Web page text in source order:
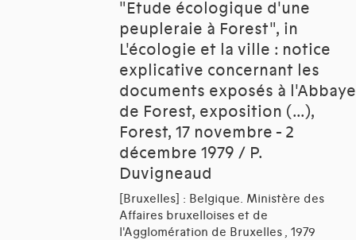
"Etude écologique d'une
peupleraie à Forest", in
L'écologie et la ville : notice
explicative concernant les
documents exposés à l'Abbaye
de Forest, exposition (...),
Forest, 17 novembre - 2
décembre 1979 / P.
Duvigneaud
[Bruxelles] : Belgique. Ministère des
Affaires bruxelloises et de
l'Agglomération de Bruxelles , 1979